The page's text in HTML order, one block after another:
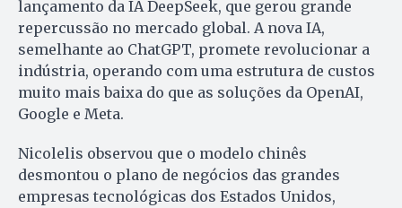
lançamento da IA DeepSeek, que gerou grande
repercussão no mercado global. A nova IA,
semelhante ao ChatGPT, promete revolucionar a
indústria, operando com uma estrutura de custos
muito mais baixa do que as soluções da OpenAI,
Google e Meta.
Nicolelis observou que o modelo chinês
desmontou o plano de negócios das grandes
empresas tecnológicas dos Estados Unidos,